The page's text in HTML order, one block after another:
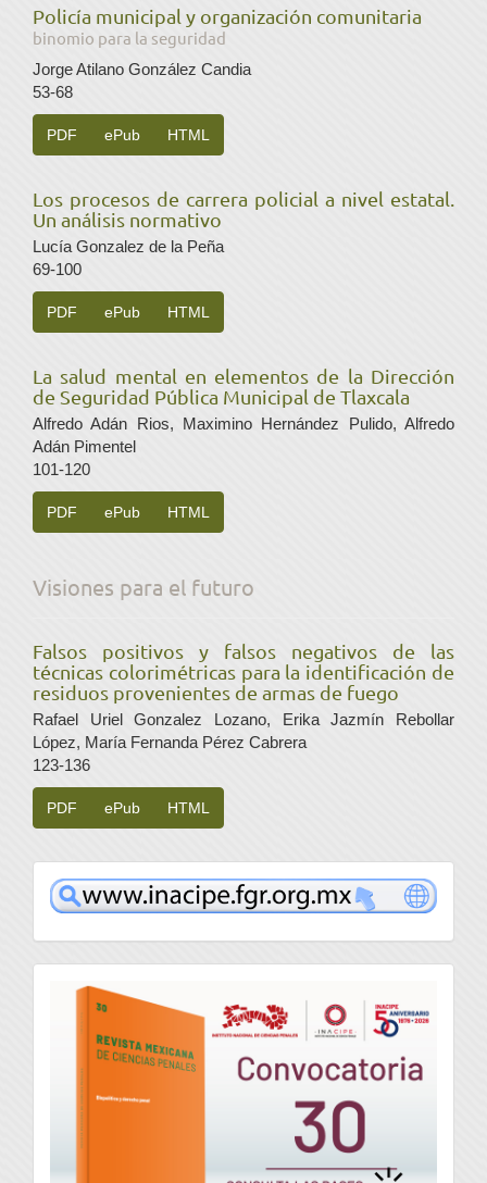
Policía municipal y organización comunitaria
binomio para la seguridad
Jorge Atilano González Candia
53-68
PDF ePub HTML
Los procesos de carrera policial a nivel estatal.
Un análisis normativo
Lucía Gonzalez de la Peña
69-100
PDF ePub HTML
La salud mental en elementos de la Dirección
de Seguridad Pública Municipal de Tlaxcala
Alfredo Adán Rios, Maximino Hernández Pulido, Alfredo
Adán Pimentel
101-120
PDF ePub HTML
Visiones para el futuro
Falsos positivos y falsos negativos de las
técnicas colorimétricas para la identificación de
residuos provenientes de armas de fuego
Rafael Uriel Gonzalez Lozano, Erika Jazmín Rebollar
López, María Fernanda Pérez Cabrera
123-136
PDF ePub HTML
www
convocatoria